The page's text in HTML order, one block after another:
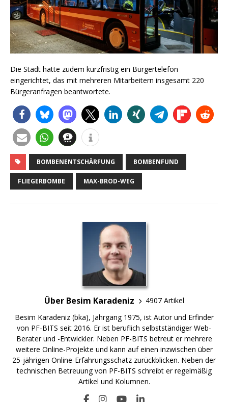
Die Stadt hatte zudem kurzfristig ein Bürgertelefon
eingerichtet, das mit mehreren Mitarbeitern insgesamt 220
Bürgeranfragen beantwortete.
BOMBENENTSCHÄRFUNG BOMBENFUND
FLIEGERBOMBE MAX-BROD-WEG
Über Besim Karadeniz
4907 Artikel
Besim Karadeniz (bka), Jahrgang 1975, ist Autor und Erfinder
von PF-BITS seit 2016. Er ist beruflich selbstständiger Web-
Berater und -Entwickler. Neben PF-BITS betreut er mehrere
weitere Online-Projekte und kann auf einen inzwischen über
25-jährigen Online-Erfahrungsschatz zurückblicken. Neben der
technischen Betreuung von PF-BITS schreibt er regelmäßig
Artikel und Kolumnen.